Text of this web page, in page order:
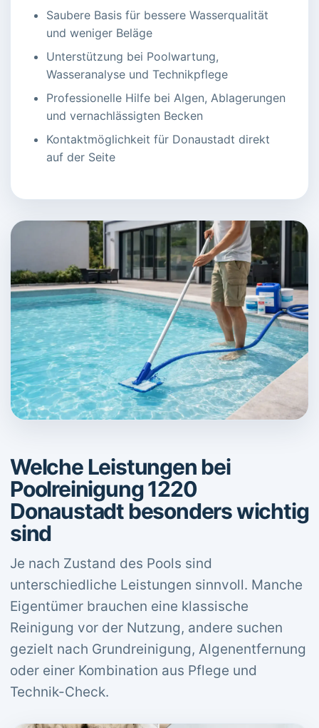
Saubere Basis für bessere Wasserqualität
und weniger Beläge
Unterstützung bei Poolwartung,
Wasseranalyse und Technikpflege
Professionelle Hilfe bei Algen, Ablagerungen
und vernachlässigten Becken
Kontaktmöglichkeit für Donaustadt direkt
auf der Seite
Welche Leistungen bei
Poolreinigung 1220
Donaustadt besonders wichtig
sind
Je nach Zustand des Pools sind
unterschiedliche Leistungen sinnvoll. Manche
Eigentümer brauchen eine klassische
Reinigung vor der Nutzung, andere suchen
gezielt nach Grundreinigung, Algenentfernung
oder einer Kombination aus Pflege und
Technik-Check.